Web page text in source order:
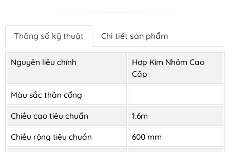
Thông số kỹ thuật Chi tiết sản phẩm
Nguyên liệu chính
Hợp Kim Nhôm Cao
Cấp
Màu sắc thân cổng
Chiều cao tiêu chuẩn 1.6m
Chiều rộng tiêu chuẩn 600 mm